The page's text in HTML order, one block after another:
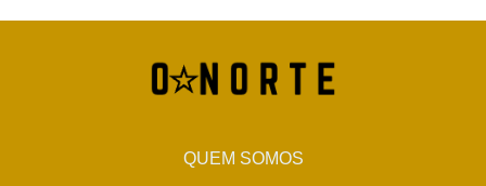
QUEM SOMOS